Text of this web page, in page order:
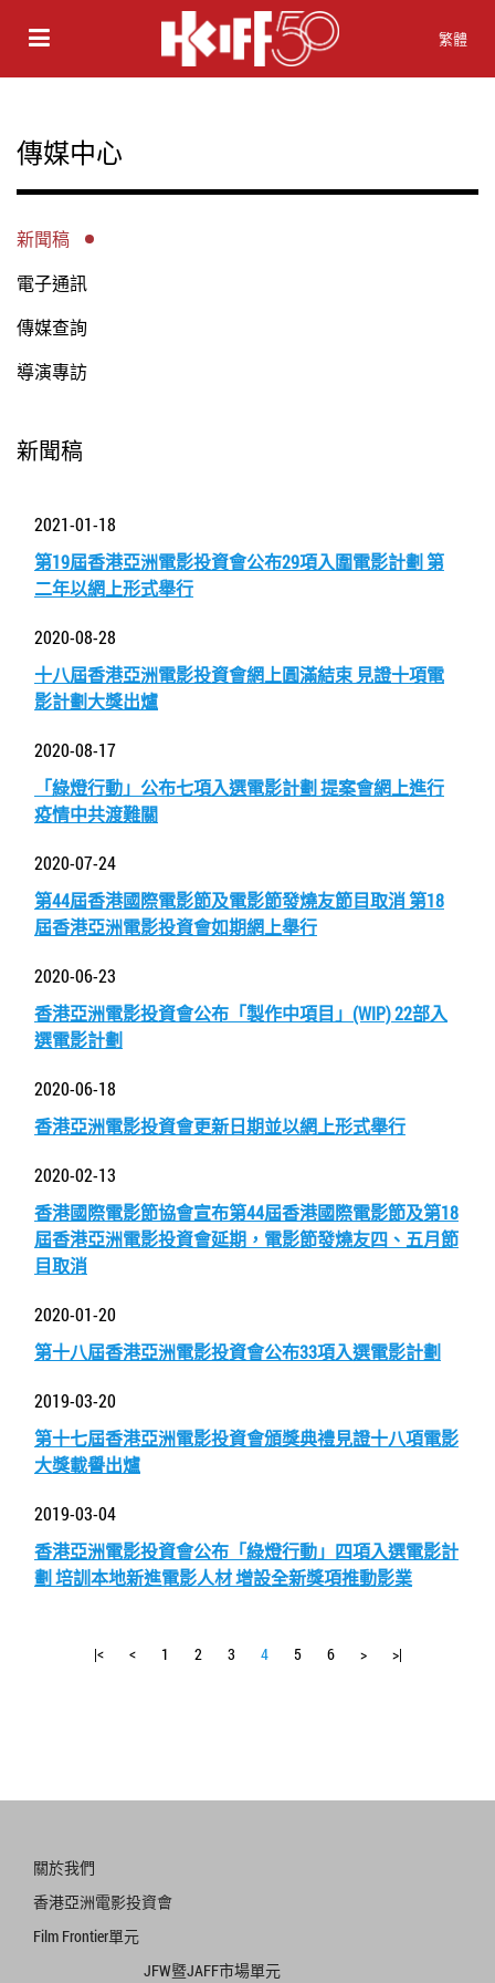
繁體
傳媒中心
新聞稿
電子通訊
傳媒查詢
導演專訪
新聞稿
2021-01-18
第19屆香港亞洲電影投資會公布29項入圍電影計劃 第
二年以網上形式舉行
2020-08-28
十八屆香港亞洲電影投資會網上圓滿結束 見證十項電
影計劃大獎出爐
2020-08-17
「綠燈行動」公布七項入選電影計劃 提案會網上進行
疫情中共渡難關
2020-07-24
第44屆香港國際電影節及電影節發燒友節目取消 第18
屆香港亞洲電影投資會如期網上舉行
2020-06-23
香港亞洲電影投資會公布「製作中項目」(WIP) 22部入
選電影計劃
2020-06-18
香港亞洲電影投資會更新日期並以網上形式舉行
2020-02-13
香港國際電影節協會宣布第44屆香港國際電影節及第18
屆香港亞洲電影投資會延期，電影節發燒友四、五月節
目取消
2020-01-20
第十八屆香港亞洲電影投資會公布33項入選電影計劃
2019-03-20
第十七屆香港亞洲電影投資會頒獎典禮見證十八項電影
大獎載譽出爐
2019-03-04
香港亞洲電影投資會公布「綠燈行動」四項入選電影計
劃 培訓本地新進電影人材 增設全新獎項推動影業
|< < 1 2 3 4 5 6 > >|
關於我們
香港亞洲電影投資會
Film Frontier單元
JFW暨JAFF市場單元